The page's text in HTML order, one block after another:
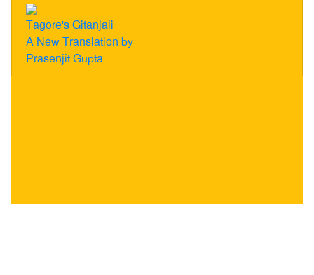
Tagore's Gitanjali
A New Translation by
Prasenjit Gupta